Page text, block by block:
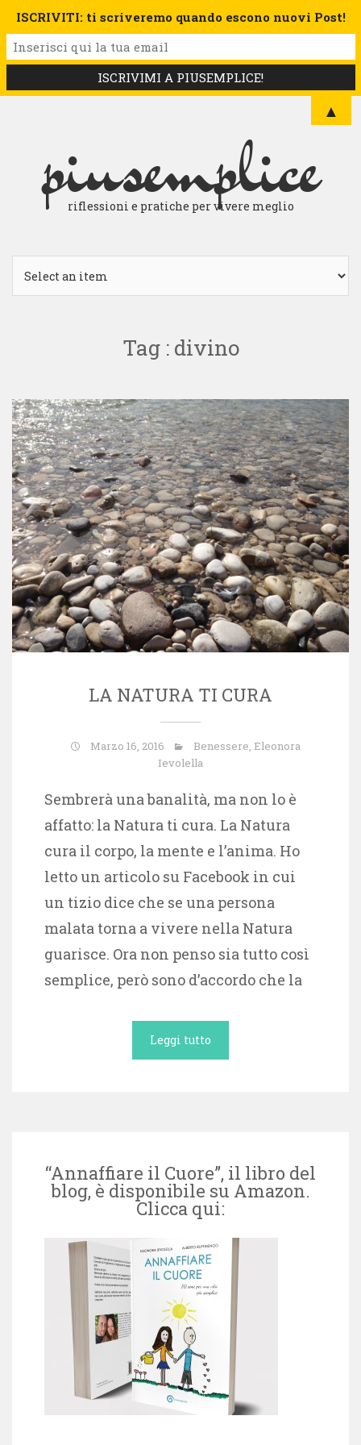
piusemplice
riflessioni e pratiche per vivere meglio
Tag : divino
LA NATURA TI CURA
Marzo 16, 2016 Benessere Eleonora
Ievolella
Sembrerà una banalità, ma non lo è
affatto: la Natura ti cura. La Natura
cura il corpo, la mente e l’anima. Ho
letto un articolo su Facebook in cui
un tizio dice che se una persona
malata torna a vivere nella Natura
guarisce. Ora non penso sia tutto così
semplice, però sono d’accordo che la
Leggi tutto
“Annaffiare il Cuore”, il libro del
blog, è disponibile su Amazon.
Clicca qui:
ISCRIVITI: ti scriveremo quando escono nuovi Post!
▲